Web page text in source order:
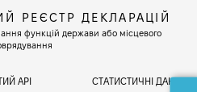
РЕЄСТР ДЕКЛАРАЦІЙ
функцій держави або місцевого
АРІ СТАТИСТИЧНІ ДАНІ